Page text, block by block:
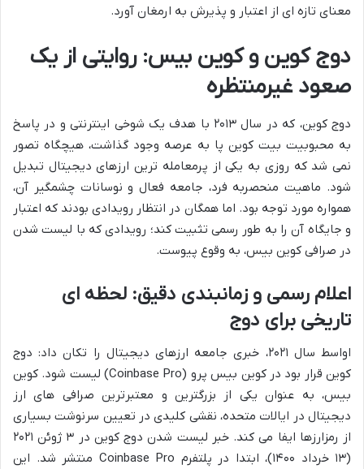
معنای تازه ای از اعتبار و پذیرش به ارمغان آورد.
دوج کوین و کوین بیس: روایتی از یک
صعود غیرمنتظره
دوج کوین، که در سال ۲۰۱۳ با هدف یک شوخی اینترنتی و در پاسخ
به محبوبیت بیت کوین پا به عرصه وجود گذاشت، هیچگاه تصور
نمی شد که روزی به یکی از پرمعامله ترین ارزهای دیجیتال تبدیل
شود. ماهیت منحصربه فرد، جامعه فعال و نوسانات چشمگیر آن،
همواره مورد توجه بود. اما همگان در انتظار رویدادی بودند که اعتبار
و جایگاه آن را به طور رسمی تثبیت کند؛ رویدادی که با لیست شدن
در صرافی کوین بیس، به وقوع پیوست.
اعلام رسمی و زمانبندی دقیق: لحظه ای
تاریخی برای دوج
اواسط سال ۲۰۲۱، خبری جامعه ارزهای دیجیتال را تکان داد: دوج
کوین قرار بود در کوین بیس پرو (Coinbase Pro) لیست شود. کوین
بیس، به عنوان یکی از بزرگترین و معتبرترین صرافی های ارز
دیجیتال در ایالات متحده، نقشی کلیدی در تعیین سرنوشت بسیاری
از رمزارزها ایفا می کند. خبر لیست شدن دوج کوین در ۳ ژوئن ۲۰۲۱
(۱۳ خرداد ۱۴۰۰)، ابتدا در پلتفرم Coinbase Pro منتشر شد. این